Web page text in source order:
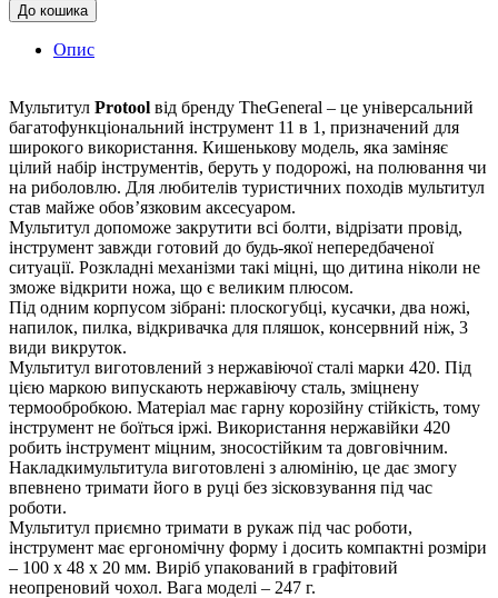
До кошика
Опис
Мультитул Protool від бренду TheGeneral – це універсальний
багатофункціональний інструмент 11 в 1, призначений для
широкого використання. Кишенькову модель, яка заміняє
цілий набір інструментів, беруть у подорожі, на полювання чи
на риболовлю. Для любителів туристичних походів мультитул
став майже обов’язковим аксесуаром.
Мультитул допоможе закрутити всі болти, відрізати провід,
інструмент завжди готовий до будь-якої непередбаченої
ситуації. Розкладні механізми такі міцні, що дитина ніколи не
зможе відкрити ножа, що є великим плюсом.
Під одним корпусом зібрані: плоскогубці, кусачки, два ножі,
напилок, пилка, відкривачка для пляшок, консервний ніж, 3
види викруток.
Мультитул виготовлений з нержавіючої сталі марки 420. Під
цією маркою випускають нержавіючу сталь, зміцнену
термообробкою. Матеріал має гарну корозійну стійкість, тому
інструмент не боїться іржі. Використання нержавійки 420
робить інструмент міцним, зносостійким та довговічним.
Накладкимультитула виготовлені з алюмінію, це дає змогу
впевнено тримати його в руці без зісковзування під час
роботи.
Мультитул приємно тримати в рукаж під час роботи,
інструмент має ергономічну форму і досить компактні розміри
– 100 х 48 х 20 мм. Виріб упакований в графітовий
неопреновий чохол. Вага моделі – 247 г.